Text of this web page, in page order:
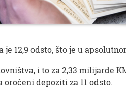
12,9 odsto, što je u
i to za 2,33 milijarde
oročeni depoziti za 11 odsto.